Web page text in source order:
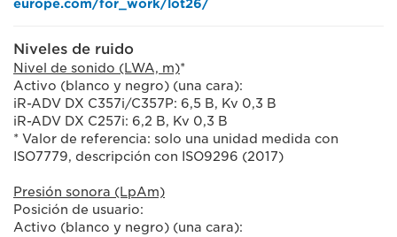
europe.com/for_work/lot26/
Niveles de ruido
Nivel de sonido (LWA, m)*
Activo (blanco y negro) (una cara):
iR-ADV DX C357i/C357P: 6,5 B, Kv 0,3 B
iR-ADV DX C257i: 6,2 B, Kv 0,3 B
* Valor de referencia: solo una unidad medida con
ISO7779, descripción con ISO9296 (2017)
Presión sonora (LpAm)
Posición de usuario:
Activo (blanco y negro) (una cara):